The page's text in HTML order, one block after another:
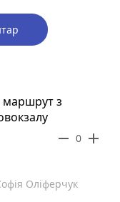
маршрут з
remove 0 add
Оліферчук